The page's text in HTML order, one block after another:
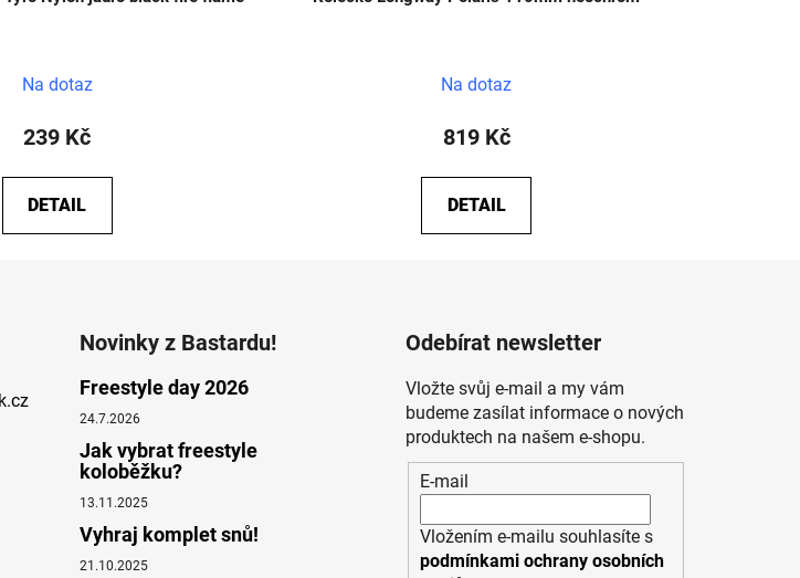
Na dotaz
239 Kč
DETAIL
Na dotaz
819 Kč
DETAIL
Novinky z Bastardu!
Freestyle day 2026
24.7.2026
Jak vybrat freestyle
koloběžku?
13.11.2025
Vyhraj komplet snů!
21.10.2025
Odebírat newsletter
Vložte svůj e-mail a my vám
budeme zasílat informace o nových
produktech na našem e-shopu.
E-mail
Vložením e-mailu souhlasíte s
podmínkami ochrany osobních